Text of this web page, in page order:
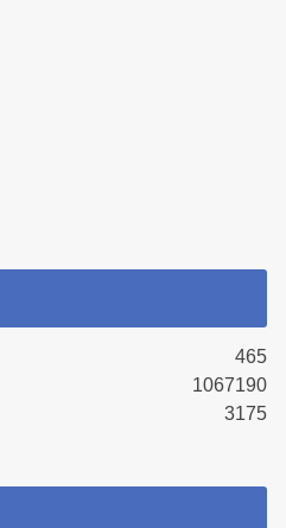
465
1067190
3175